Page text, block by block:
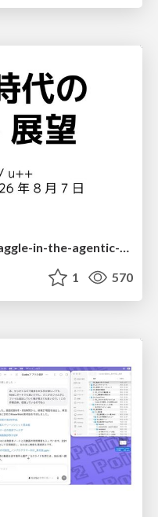
Agent 時代の Kaggle 展望 / kaggle-in-the-agentic-era
1 570